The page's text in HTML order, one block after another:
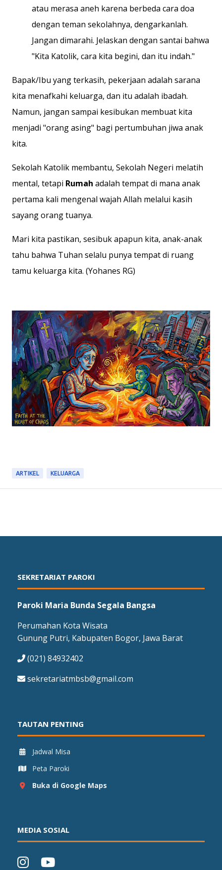
atau merasa aneh karena berbeda cara doa
dengan teman sekolahnya, dengarkanlah.
Jangan dimarahi. Jelaskan dengan santai bahwa
"Kita Katolik, cara kita begini, dan itu indah."
Bapak/Ibu yang terkasih, pekerjaan adalah sarana
kita menafkahi keluarga, dan itu adalah ibadah.
Namun, jangan sampai kesibukan membuat kita
menjadi "orang asing" bagi pertumbuhan jiwa anak
kita.
Sekolah Katolik membantu, Sekolah Negeri melatih
mental, tetapi Rumah adalah tempat di mana anak
pertama kali mengenal wajah Allah melalui kasih
sayang orang tuanya.
Mari kita pastikan, sesibuk apapun kita, anak-anak
tahu bahwa Tuhan selalu punya tempat di ruang
tamu keluarga kita. (Yohanes RG)
ARTIKEL KELUARGA
SEKRETARIAT PAROKI
Paroki Maria Bunda Segala Bangsa
Perumahan Kota Wisata
Gunung Putri, Kabupaten Bogor, Jawa Barat
(021) 84932402
sekretariatmbsb@gmail.com
TAUTAN PENTING
Jadwal Misa
Peta Paroki
Buka di Google Maps
MEDIA SOSIAL